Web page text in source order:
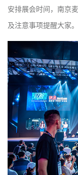
安排展会时间， 南京
及注意事项提醒大家。